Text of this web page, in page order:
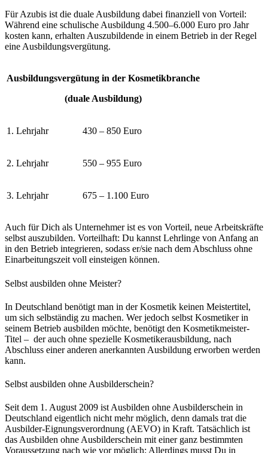
Für Azubis ist die duale Ausbildung dabei finanziell von Vorteil:
Während eine schulische Ausbildung 4.500–6.000 Euro pro Jahr
kosten kann, erhalten Auszubildende in einem Betrieb in der Regel
eine Ausbildungsvergütung.
Ausbildungsvergütung in der Kosmetikbranche
(duale Ausbildung)
1. Lehrjahr 430 – 850 Euro
2. Lehrjahr 550 – 955 Euro
3. Lehrjahr 675 – 1.100 Euro
Auch für Dich als Unternehmer ist es von Vorteil, neue Arbeitskräfte
selbst auszubilden. Vorteilhaft: Du kannst Lehrlinge von Anfang an
in den Betrieb integrieren, sodass er/sie nach dem Abschluss ohne
Einarbeitungszeit voll einsteigen können.
Selbst ausbilden ohne Meister?
In Deutschland benötigt man in der Kosmetik keinen Meistertitel,
um sich selbständig zu machen. Wer jedoch selbst Kosmetiker in
seinem Betrieb ausbilden möchte, benötigt den Kosmetikmeister-
Titel – der auch ohne spezielle Kosmetikerausbildung, nach
Abschluss einer anderen anerkannten Ausbildung erworben werden
kann.
Selbst ausbilden ohne Ausbilderschein?
Seit dem 1. August 2009 ist Ausbilden ohne Ausbilderschein in
Deutschland eigentlich nicht mehr möglich, denn damals trat die
Ausbilder-Eignungsverordnung (AEVO) in Kraft. Tatsächlich ist
das Ausbilden ohne Ausbilderschein mit einer ganz bestimmten
Voraussetzung nach wie vor möglich: Allerdings musst Du in